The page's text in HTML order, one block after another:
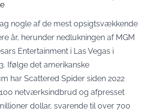
nogle af de mest opsigtsvækkende
år, herunder nedlukningen af MGM
Entertainment i Las Vegas i
Ifølge det amerikanske
har Scattered Spider siden 2022
netværksindbrud og afpresset
dollar, svarende til over 700